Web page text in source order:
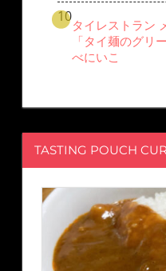
タイレストラン
「タイ麺のグリ
べにいこ
TASTING POUCH